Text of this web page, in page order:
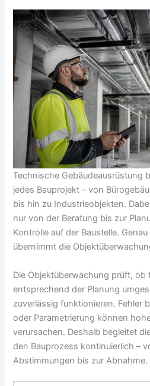
Technische Gebäudeausrüstung
jedes Bauprojekt – von
bis hin zu Industrieobjekten.
nur von der Beratung bis zur
Kontrolle auf der Baustelle.
übernimmt die
Die Objektüberwachung prüft, ob
entsprechend der Planung
zuverlässig funktionieren. Fehler
oder Parametrierung können
verursachen. Deshalb begleitet
den Bauprozess kontinuierlich –
Abstimmungen bis zur Abnahme.